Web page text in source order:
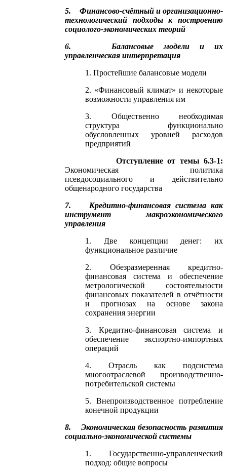
5. Финансово-счётный и организационно-
технологический подходы к построению
социолого-экономических теорий
6. Балансовые модели и их
управленческая интерпретация
1. Простейшие балансовые модели
2. «Финансовый климат» и некоторые
возможности управления им
3. Общественно необходимая
структура функционально
обусловленных уровней расходов
предприятий
Отступление от темы 6.3-1:
Экономическая политика
псевдосоциального и действительно
общенародного государства
7. Кредитно-финансовая система как
инструмент макроэкономического
управления
1. Две концепции денег: их
функциональное различие
2. Обезразмеренная кредитно-
финансовая система и обеспечение
метрологической состоятельности
финансовых показателей в отчётности
и прогнозах на основе закона
сохранения энергии
3. Кредитно-финансовая система и
обеспечение экспортно-импортных
операций
4. Отрасль как подсистема
многоотраслевой производственно-
потребительской системы
5. Внепроизводственное потребление
конечной продукции
8. Экономическая безопасность развития
социально-экономической системы
1. Государственно-управленческий
подход: общие вопросы